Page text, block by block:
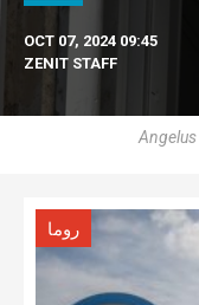
OCT 07, 2024 09:45
ZENIT STAFF
روما